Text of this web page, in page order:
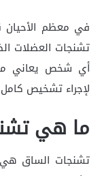
في معظم الأحيان
تشنجات العضلات
أي شخص يعاني من
لإجراء تشخيص
ما هي
تشنجات الساق هي